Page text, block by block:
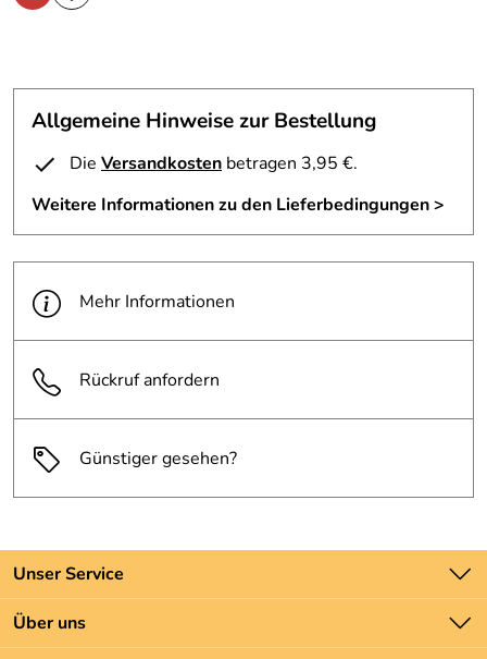
Hersteller: Hepco & Becker GmbH , An der Steinmauer 6
66955 Pirmasens Deutschland, www.hepco-becker.de
www.hepco-becker.de
Allgemeine Hinweise zur Bestellung
Die Versandkosten betragen 3,95 €.
Weitere Informationen zu den Lieferbedingungen >
Mehr Informationen
Rückruf anfordern
Günstiger gesehen?
Unser Service
Kontakt
Batteriegesetz
Über uns